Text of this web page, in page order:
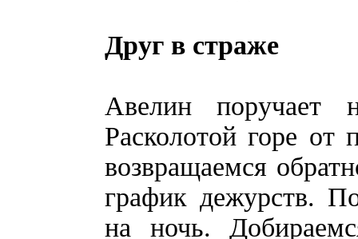
Друг в страже
Авелин поручает
Расколотой горе от
возвращаемся
график дежурств.
на ночь.